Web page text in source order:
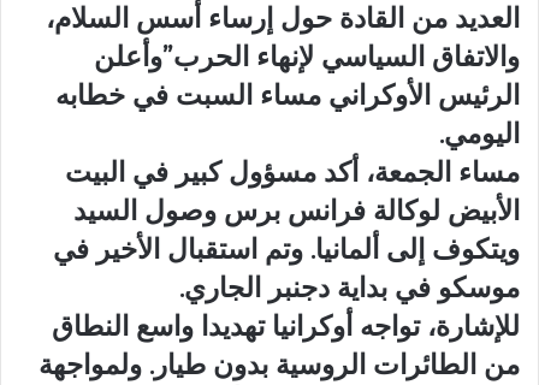
العديد من القادة حول إرساء أسس السلام،
والاتفاق السياسي لإنهاء الحرب”وأعلن
الرئيس الأوكراني مساء السبت في خطابه
اليومي.
مساء الجمعة، أكد مسؤول كبير في البيت
الأبيض لوكالة فرانس برس وصول السيد
ويتكوف إلى ألمانيا. وتم استقبال الأخير في
موسكو في بداية دجنبر الجاري.
للإشارة، تواجه أوكرانيا تهديدا واسع النطاق
من الطائرات الروسية بدون طيار. ولمواجهة